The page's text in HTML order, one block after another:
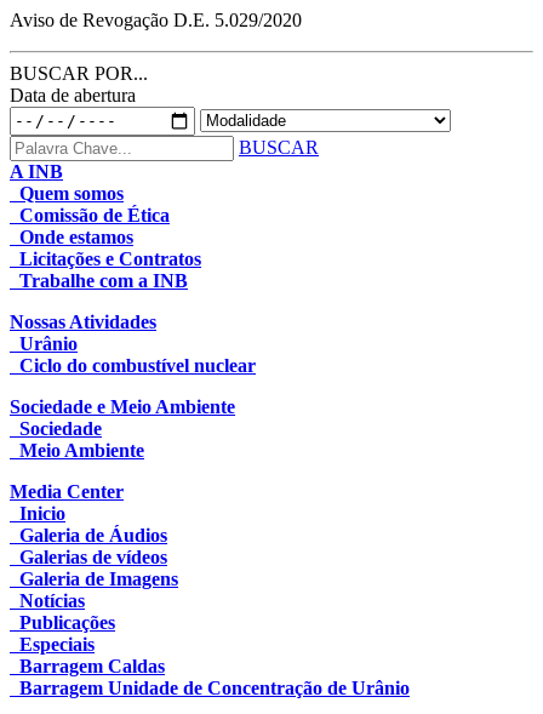
Aviso de Revogação D.E. 5.029/2020
BUSCAR POR...
Data de abertura
BUSCAR
A INB
Quem somos
Comissão de Ética
Onde estamos
Licitações e Contratos
Trabalhe com a INB
Nossas Atividades
Urânio
Ciclo do combustível nuclear
Sociedade e Meio Ambiente
Sociedade
Meio Ambiente
Media Center
Inicio
Galeria de Áudios
Galerias de vídeos
Galeria de Imagens
Notícias
Publicações
Especiais
Barragem Caldas
Barragem Unidade de Concentração de Urânio